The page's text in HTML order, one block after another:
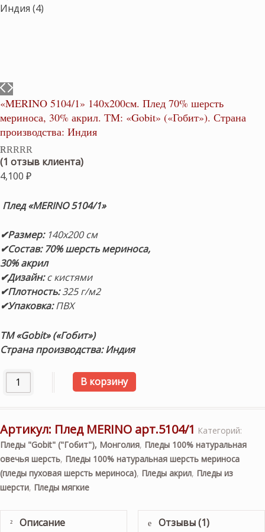
«MERINO 5104/1» 140х200см. Плед 70% шерсть
мериноса, 30% акрил. ТМ: «Gobit» («Гобит»). Страна
производства: Индия
Рейтинг
5.00из 5 на
основе
1
пользователя
(1 отзыв клиента)
4,100 ₽
Плед «MERINO 5104/1»
✔Размер:140х200 см
✔Состав: 70% шерсть мериноса,
30% акрил
✔Дизайн:с кистями
✔Плотность:325 г/м2
✔Упаковка:ПВХ
ТМ «Gobit» («Гобит»)
Страна производства: Индия
Количество товара «MERINO 5104/1» 140х200см. Плед
В корзину
Артикул: Плед MERINO арт.5104/1 Категорий:
Пледы "Gobit" ("Гобит"), Монголия, Пледы 100% натуральная
овечья шерсть, Пледы 100% натуральная шерсть мериноса
(пледы пуховая шерсть мериноса), Пледы акрил, Пледы из
шерсти, Пледы мягкие
Описание Отзывы (1)